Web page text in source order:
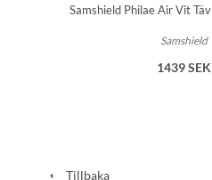
Samshield Philae Air Vit
Samshield
1439 SEK
Tillbaka